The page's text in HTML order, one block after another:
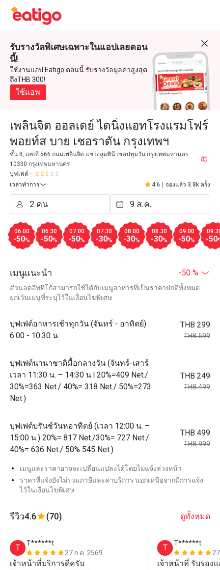
รับรางวัลพิเศษเฉพาะในแอปเลยตอน
นี้!
ใช้งานแอป Eatigo ตอนนี้ รับรางวัลมูลค่าสูงสุด
ถึงTHB 300!
ใช้แอพ
เพลินจิต ออลเดย์ ไดนิ่งแอทโรงแรมโฟร์
พอยท์ส บาย เชอราตัน กรุงเทพฯ
ชั้น 8, เลขที่ 566 ถนนเพลินจิต แขวงลุมพินี เขตปทุมวัน กรุงเทพมหานคร
10330 กรุงเทพมหานคร
บุฟเฟต์
เวลาทำการ
4.6 จองแล้ว 3.8k ครั้ง
06:00
-50%
06:30
-50%
07:00
-50%
07:30
-30%
08:00
-30%
08:30
-30%
09:00
-50% -50
เมนูแนะนำ -50 %
ส่วนลดอีททิโก้สามารถใช้ได้กับเมนูอาหารที่เป็นราคาปกติทั้งหมด
ยกเว้นเมนูที่ระบุไว้ในเงื่อนไขพิเศษ
บุฟเฟ่ต์อาหารเช้าทุกวัน (จันทร์ - อาทิตย์) :
6.00 - 10.30 น.
THB 299
THB 599
บุฟเฟต์นานาชาติมื้อกลางวัน (จันทร์-เสาร์
เวลา 11:30 น. – 14:30 น.l 20%=409 Net./
30%=363 Net./ 40%= 318 Net./ 50%=273
Net.)
THB 249
THB 499
บุฟเฟต์บรันช์วันหอาทิตย์ (เวลา 12:00 น. –
15:00 น.) 20%= 817 Net./30%= 727 Net./
40%= 636 Net./ 50% 545 Net.)
THB 499
THB 999
เมนูและราคาอาจจะเปลี่ยนแปลงได้โดยไม่แจ้งล่วงหน้า
ราคาที่แจ้งยังไม่รวมภาษีและค่าบริการ นอกเหนือจากมีการแจ้ง
ไว้ในเงื่อนไขพิเศษ
รีวิว4.6 (70) ดูทั้งหมด
T
T******t
27 ก.ค. 2569
เจ้าหน้าที่บริการดีครับ
T
T******t
เจ้าหน้าที่ รับรอง